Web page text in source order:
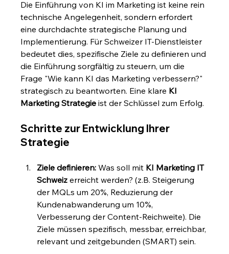
Die Einführung von KI im Marketing ist keine rein
technische Angelegenheit, sondern erfordert
eine durchdachte strategische Planung und
Implementierung. Für Schweizer IT-Dienstleister
bedeutet dies, spezifische Ziele zu definieren und
die Einführung sorgfältig zu steuern, um die
Frage "Wie kann KI das Marketing verbessern?"
strategisch zu beantworten. Eine klare KI
Marketing Strategie ist der Schlüssel zum Erfolg.
Schritte zur Entwicklung Ihrer
Strategie
Ziele definieren: Was soll mit KI Marketing IT
Schweiz erreicht werden? (z.B. Steigerung
der MQLs um 20%, Reduzierung der
Kundenabwanderung um 10%,
Verbesserung der Content-Reichweite). Die
Ziele müssen spezifisch, messbar, erreichbar,
relevant und zeitgebunden (SMART) sein.